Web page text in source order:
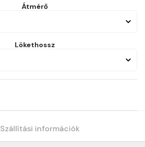
Átmérő
Lökethossz
Szállítási információk